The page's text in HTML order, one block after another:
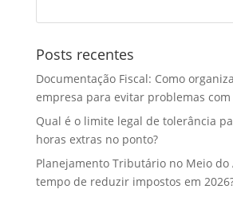
Posts recentes
Documentação Fiscal: Como
empresa para evitar problemas com
Qual é o limite legal de tolerância
horas extras no ponto?
Planejamento Tributário no Meio do
tempo de reduzir impostos em